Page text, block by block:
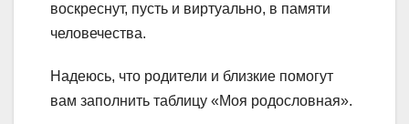
воскреснут, пусть и виртуально, в памяти
человечества.
Надеюсь, что родители и близкие помогут
вам заполнить таблицу «Моя родословная».